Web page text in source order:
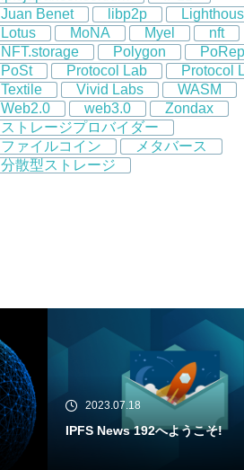
Juan Benet
libp2p
Lotus
MoNA Myel
nft
NFT.storage
Polygon
PoRep
PoSt
Protocol Lab
Protocol
Textile
Vivid Labs
WASM
Web2.0
web3.0
Zondax
ストレージプロバイダー
ファイルコイン
メタバース
分散型ストレージ
2023.07.18
Filecoin Virtual Machine